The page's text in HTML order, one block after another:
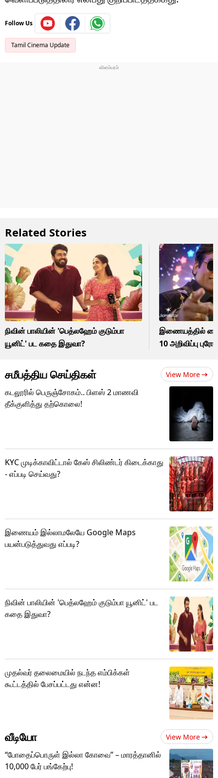
Follow Us
Tamil Cinema Update
Related Stories
நிவின் பாலியின் 'பெத்லஹேம் குடும்பா
யூனிட்' பட கதை இதுவா?
இணையத்தில்
10 அறிவிப்பு
சமீபத்திய செய்திகள் View More
கடலூரில் பெருஞ்சோகம்.. பிளஸ் 2 மாணவி
தீக்குளித்து தற்கொலை!
KYC முடிக்காவிட்டால் கேஸ் சிலிண்டர் கிடைக்காது
- எப்படி செய்வது?
இணையம் இல்லாமலேயே Google Maps
பயன்படுத்துவது எப்படி?
நிவின் பாலியின் 'பெத்லஹேம் குடும்பா யூனிட்' பட
கதை இதுவா?
முதல்வர் தலைமையில் நடந்த எம்பிக்கள்
கூட்டத்தில் பேசப்பட்டது என்ன!
வீடியோ View More
“போதைப்பொருள் இல்லா கோவை” – மாரத்தானில்
10,000 பேர் பங்கேற்பு!